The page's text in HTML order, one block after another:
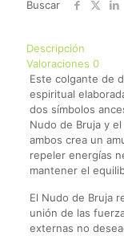
Buscar
Descripción
Valoraciones 0
Este colgante de
espiritual
dos símbolos
Nudo de Bruja y
ambos crea un
repeler energías
mantener el
El Nudo de Bruja
unión de las
externas no